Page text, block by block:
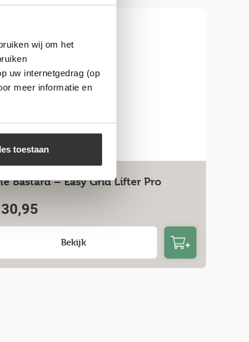
wij om het
uw internetgedrag (op
meer informatie en
toestaan
Bastard – Easy Grid Lifter Pro
30,95
Bekijk